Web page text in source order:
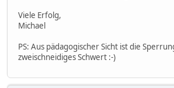
Viele Erfolg,
Michael
PS: Aus pädagogischer Sicht ist die
zweischneidiges Schwert :-)